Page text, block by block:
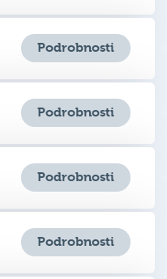
Podrobnosti
Podrobnosti
Podrobnosti
Podrobnosti